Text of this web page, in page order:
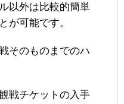
以外は比較的簡単
が可能です。
そのものまでのハ
戦チケットの入手